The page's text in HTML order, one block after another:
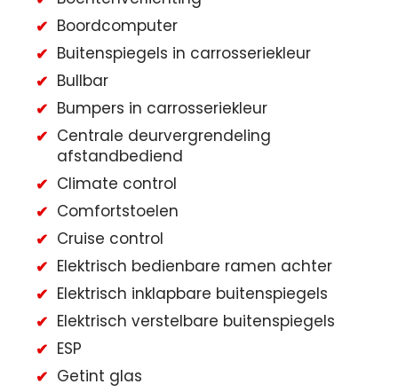
Boordcomputer
Buitenspiegels in carrosseriekleur
Bullbar
Bumpers in carrosseriekleur
Centrale deurvergrendeling
afstandbediend
Climate control
Comfortstoelen
Cruise control
Elektrisch bedienbare ramen achter
Elektrisch inklapbare buitenspiegels
Elektrisch verstelbare buitenspiegels
ESP
Getint glas